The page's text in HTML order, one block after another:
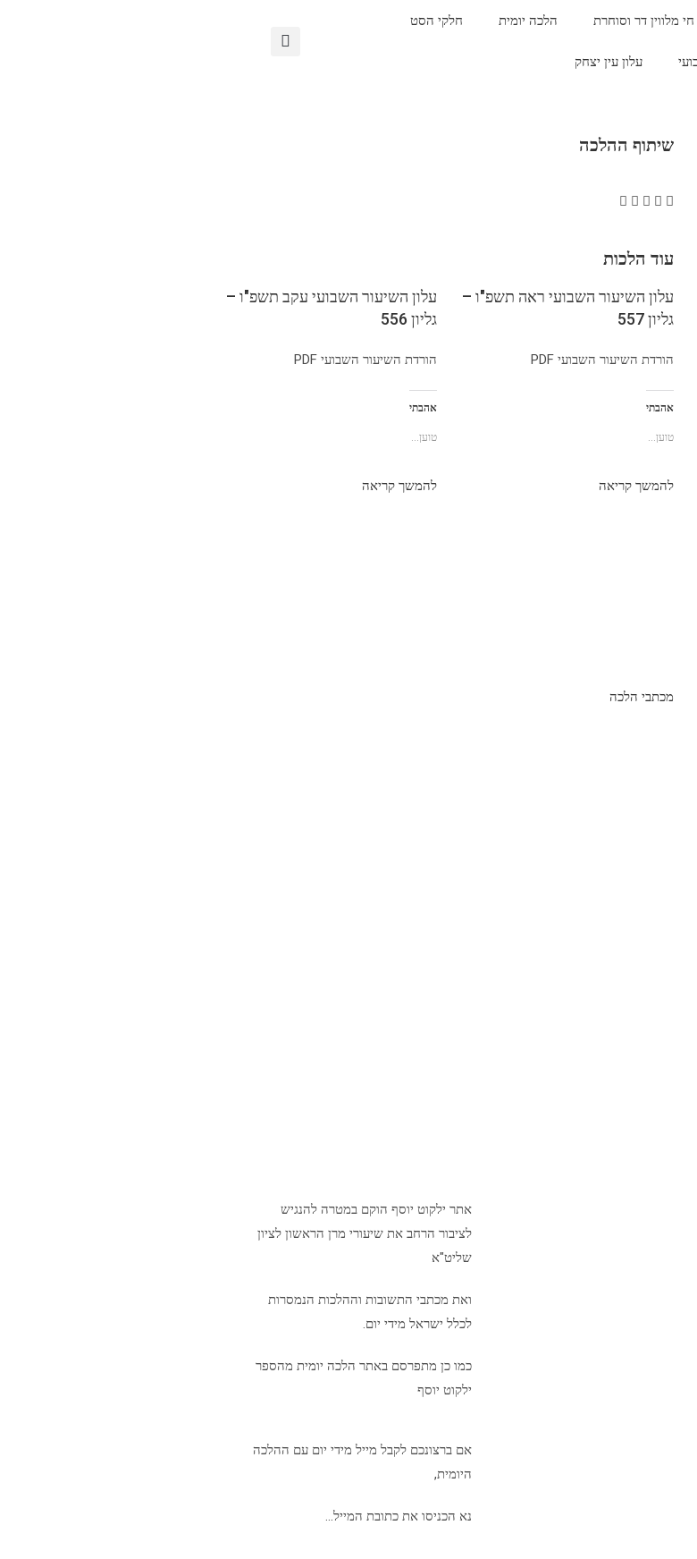
מלווין דר וסוחרת הלכה יומית חלקי הסט
עלון עין יצחק
שיתוף ההלכה
עוד הלכות
עלון השיעור השבועי ראה תשפ"ו –
גליון 557
הורדת השיעור השבועי PDF
אהבתי
טוען...
להמשך קריאה
עלון השיעור השבועי עקב תשפ"ו –
גליון 556
הורדת השיעור השבועי PDF
אהבתי
טוען...
להמשך קריאה
מכתבי הלכה
אתר ילקוט יוסף הוקם במטרה להנגיש
לציבור הרחב את שיעורי מרן הראשון לציון
שליט"א
ואת מכתבי התשובות וההלכות הנמסרות
לכלל ישראל מידי יום.
כמו כן מתפרסם באתר הלכה יומית מהספר
ילקוט יוסף
אם ברצונכם לקבל מייל מידי יום עם ההלכה
היומית,
נא הכניסו את כתובת המייל…